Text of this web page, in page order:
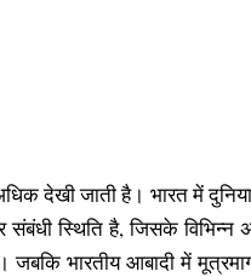
देखी जाती है। भारत में
स्थिति है, जिसके विभिन्न
भारतीय आबादी में